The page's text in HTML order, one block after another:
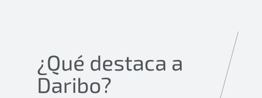
¿Qué destaca a
Daribo?